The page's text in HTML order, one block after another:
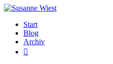
Start
Blog
Archiv
